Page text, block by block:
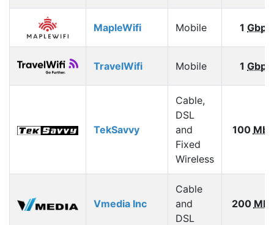
MapleWifi Mobile 1 Gbps
TravelWifi Mobile 1 Gbps
TekSavvy
Cable,
DSL
and
Fixed
Wireless
100
Vmedia Inc
Cable
and
DSL
200